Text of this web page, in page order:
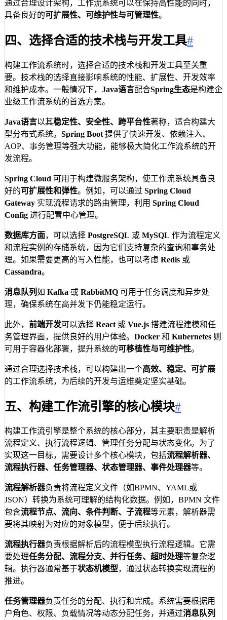
通过合理设计架构，工作流系统可以在保持高性能的同时，
具备良好的可扩展性、可维护性与可管理性。
四、选择合适的技术栈与开发工具#
构建工作流系统时，选择合适的技术栈和开发工具至关重
要。技术栈的选择直接影响系统的性能、扩展性、开发效率
和维护成本。一般情况下， Java语言配合Spring生态是构建企
业级工作流系统的首选方案。
Java语言以其稳定性、安全性、跨平台性著称，适合构建大
型分布式系统。 Spring Boot 提供了快速开发、依赖注入、
AOP、事务管理等强大功能，能够极大简化工作流系统的开
发流程。
Spring Cloud 可用于构建微服务架构，使工作流系统具备良
好的可扩展性和弹性。例如，可以通过 Spring Cloud
Gateway 实现流程请求的路由管理，利用 Spring Cloud
Config 进行配置中心管理。
数据库方面，可以选择 PostgreSQL 或 MySQL 作为流程定义
和流程实例的存储系统，因为它们支持复杂的查询和事务处
理。如果需要更高的写入性能，也可以考虑 Redis 或
Cassandra。
消息队列如 Kafka 或 RabbitMQ 可用于任务调度和异步处
理，确保系统在高并发下仍能稳定运行。
此外， 前端开发可以选择 React 或 Vue.js 搭建流程建模和任
务管理界面，提供良好的用户体验。 Docker 和 Kubernetes 则
可用于容器化部署，提升系统的可移植性与可维护性。
通过合理选择技术栈，可以构建出一个高效、稳定、可扩展
的工作流系统，为后续的开发与运维奠定坚实基础。
五、构建工作流引擎的核心模块#
构建工作流引擎是整个系统的核心部分，其主要职责是解析
流程定义、执行流程逻辑、管理任务分配与状态变化。为了
实现这一目标，需要设计多个核心模块，包括流程解析器、
流程执行器、任务管理器、状态管理器、事件处理器等。
流程解析器负责将流程定义文件（如BPMN、YAML或
JSON）转换为系统可理解的结构化数据。例如，BPMN 文件
包含流程节点、流向、条件判断、子流程等元素，解析器需
要将其映射为对应的对象模型，便于后续执行。
流程执行器负责根据解析后的流程模型执行流程逻辑。它需
要处理任务分配、流程分支、并行任务、超时处理等复杂逻
辑。执行器通常基于状态机模型，通过状态转换实现流程的
推进。
任务管理器负责任务的分配、执行和完成。系统需要根据用
户角色、权限、负载情况等动态分配任务，并通过消息队列